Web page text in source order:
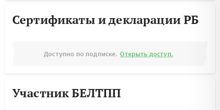
Сертификаты и декларации РБ
Доступно по подписке. Открыть доступ.
Участник БЕЛТПП